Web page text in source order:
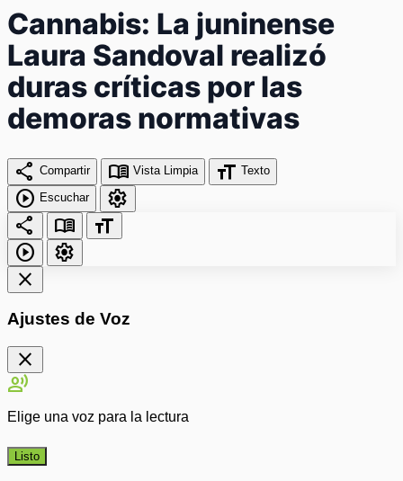
Cannabis: La juninense
Laura Sandoval realizó
duras críticas por las
demoras normativas
share Compartir menu_book Vista Limpia format_size Texto
play_circle Escuchar
settings
share
menu_book
format_size
play_circle
settings
close
Ajustes de Voz
close
record_voice_over
Elige una voz para la lectura
Listo